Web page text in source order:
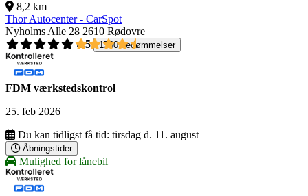
8,2 km
Thor Autocenter - CarSpot
Nyholms Alle 28 2610 Rødovre
4,5
1560 bedømmelser
FDM værkstedskontrol
25. feb 2026
Du kan tidligst få tid: tirsdag d. 11. august
Åbningstider
Mulighed for lånebil